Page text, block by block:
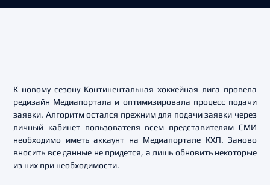
К новому сезону Континентальная хоккейная лига провела
редизайн Медиапортала и оптимизировала процесс подачи
заявки. Алгоритм остался прежним для подачи заявки через
личный кабинет пользователя всем представителям СМИ
необходимо иметь аккаунт на Медиапортале КХЛ. Заново
вносить все данные не придется, а лишь обновить некоторые
из них при необходимости.